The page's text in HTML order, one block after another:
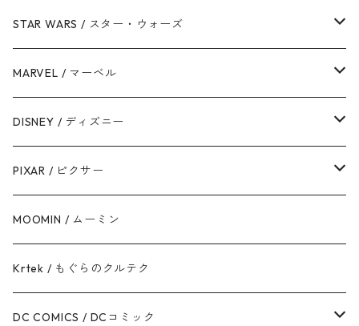
STAR WARS / スター・ウォーズ
ダース・ベイダー
ストームトルーパー
ハン・ソロ
ドロイド
ボバ・フェット / マンダロリアン
ジェダイ・オーダー
MARVEL / マーベル
マーベルコミック
アベンジャーズ
スパイダーマン
アイアンマン
キャプテン・アメリカ
DISNEY / ディズニー
ディズニーフレンズ
ディズニープリンセス
ディズニーヴィランズ
シンデレラ
PIXAR / ピクサー
トイ・ストーリー
モンスターズ・インク / ユニバーシティ
カーズ
MOOMIN / ムーミン
Krtek / もぐらのクルテク
DC COMICS / DCコミック